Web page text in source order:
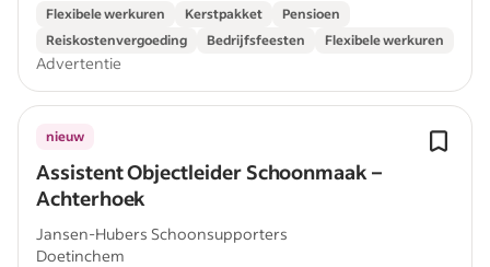
Flexibele werkuren Kerstpakket
Pensioen
Reiskostenvergoeding
Bedrijfsfeesten Flexibele werkuren
Advertentie
Assistent Objectleider Schoonmaak –
Achterhoek
nieuw
Jansen-Hubers Schoonsupporters
Doetinchem